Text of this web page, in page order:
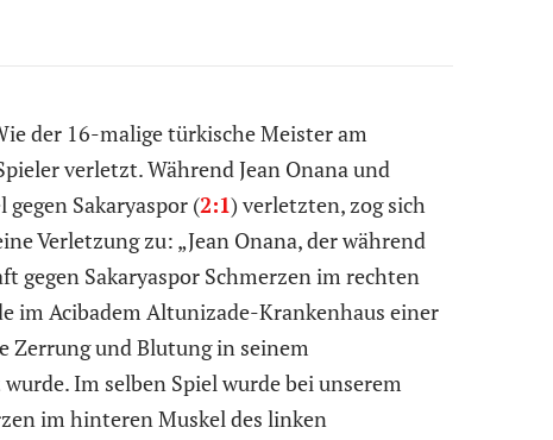
der 16-malige türkische Meister am
verletzt. Während Jean Onana und
Sakaryaspor (2:1) verletzten, zog sich
Verletzung zu: „Jean Onana, der während
gegen Sakaryaspor Schmerzen im rechten
im Acibadem Altunizade-Krankenhaus einer
Zerrung und Blutung in seinem
Im selben Spiel wurde bei unserem
im hinteren Muskel des linken